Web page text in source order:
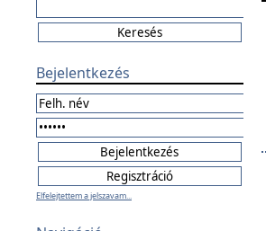
Bejelentkezés
Elfelejtettem a jelszavam...